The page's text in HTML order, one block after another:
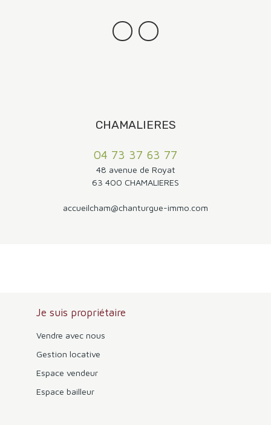
CHAMALIERES
04 73 37 63 77
48 avenue de Royat
63 400 CHAMALIERES
accueilcham@chanturgue-immo.com
Je suis propriétaire
Vendre avec nous
Gestion locative
Espace vendeur
Espace bailleur